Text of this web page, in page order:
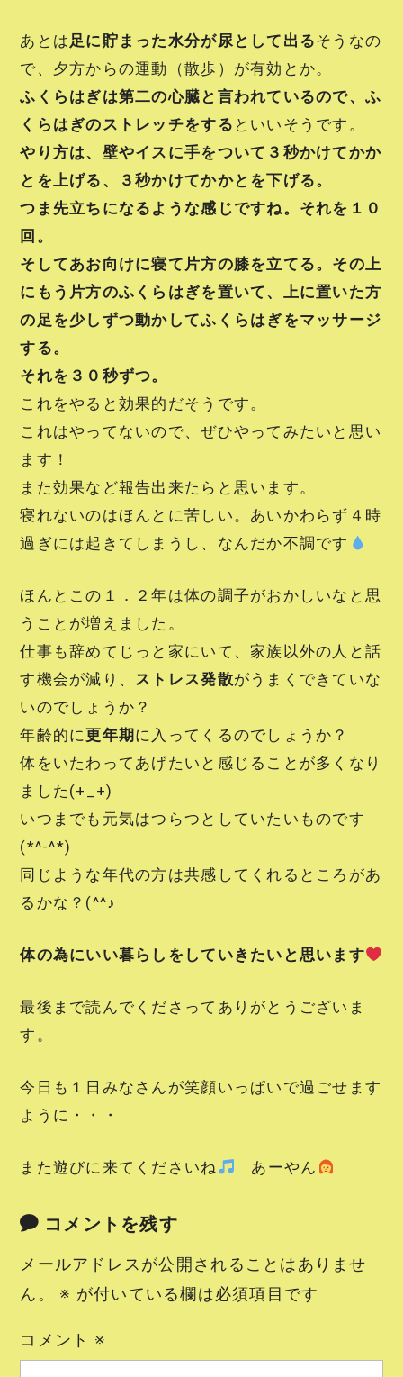
あとは足に貯まった水分が尿として出るそうなの
で、夕方からの運動（散歩）が有効とか。
ふくらはぎは第二の心臓と言われているので、ふ
くらはぎのストレッチをする といいそうです。
やり方は、壁やイスに手をついて３秒かけてかか
とを上げる、３秒かけてかかとを下げる。
つま先立ちになるような感じですね。それを１０
回。
そしてあお向けに寝て片方の膝を立てる。その上
にもう片方のふくらはぎを置いて、上に置いた方
の足を少しずつ動かしてふくらはぎをマッサージ
する。
それを３０秒ずつ。
これをやると効果的だそうです。
これはやってないので、ぜひやってみたいと思い
ます！
また効果など報告出来たらと思います。
寝れないのはほんとに苦しい。あいかわらず４時
過ぎには起きてしまうし、なんだか不調です
ほんとこの１．２年は体の調子がおかしいなと思
うことが増えました。
仕事も辞めてじっと家にいて、家族以外の人と話
す機会が減り、 ストレス発散がうまくできていな
いのでしょうか？
年齢的に更年期 に入ってくるのでしょうか？
体をいたわってあげたいと感じることが多くなり
ました(+_+)
いつまでも元気はつらつとしていたいものです
(*^-^*)
同じような年代の方は共感してくれるところがあ
るかな？(^^♪
体の為にいい暮らしをしていきたいと思います
最後まで読んでくださってありがとうございま
す。
今日も１日みなさんが笑顔いっぱいで過ごせます
ように・・・
また遊びに来てくださいね あーやん
コメントを残す
メールアドレスが公開されることはありませ
ん。
※ が付いている欄は必須項目です
コメント ※